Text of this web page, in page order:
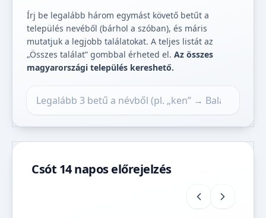
Írj be legalább három egymást követő betűt a
település nevéből (bárhol a szóban), és máris
mutatjuk a legjobb találatokat. A teljes listát az
„Összes találat” gombbal érheted el. Az összes
magyarországi település kereshető.
Csót 14 napos előrejelzés